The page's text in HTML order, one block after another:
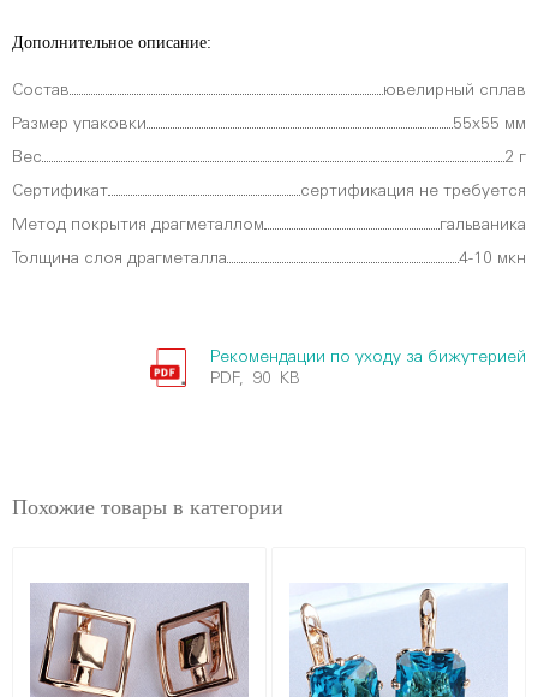
Дополнительное описание:
Состав ювелирный сплав
Размер упаковки 55х55 мм
Вес 2 г
Сертификат сертификация не требуется
Метод покрытия драгметаллом гальваника
Толщина слоя драгметалла 4-10 мкн
Рекомендации по уходу за бижутерией
PDF, 90 KB
Похожие товары в категории